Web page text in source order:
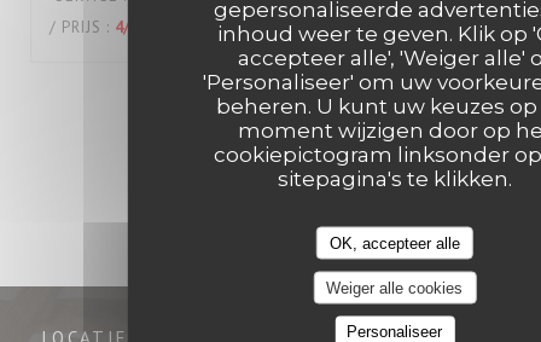
gepersonaliseerde
inhoud weer te geven. Klik op
accepteer alle', 'Weiger alle'
'Personaliseer' om uw
beheren. U kunt uw keuzes
moment wijzigen door op
cookiepictogram linksonder
sitepagina's te klikken.
OK, accepteer alle
Weiger alle cookies
Personaliseer
/ PRIJS : 4/5
2 3